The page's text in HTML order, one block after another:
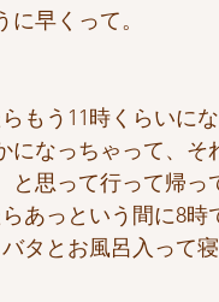
早くって。
もう11時くらいに
になっちゃって、
と思って行って帰
あっという間に8
タとお風呂入って